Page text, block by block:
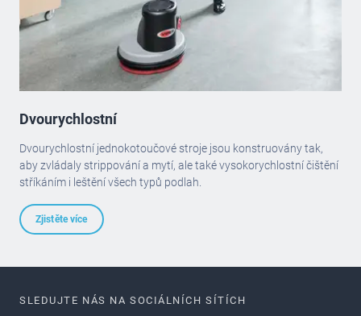
Dvourychlostní
Dvourychlostní jednokotoučové stroje jsou konstruovány tak,
aby zvládaly strippování a mytí, ale také vysokorychlostní čištění
stříkáním i leštění všech typů podlah.
Zjistěte více
SLEDUJTE NÁS NA SOCIÁLNÍCH SÍTÍCH